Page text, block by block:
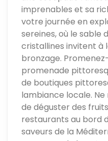
imprenables et sa
votre journée en
sereines, où le sable
cristallines invitent à
bronzage.
promenade
de boutiques
lambiance locale.
de déguster des
restaurants au bord
saveurs de la